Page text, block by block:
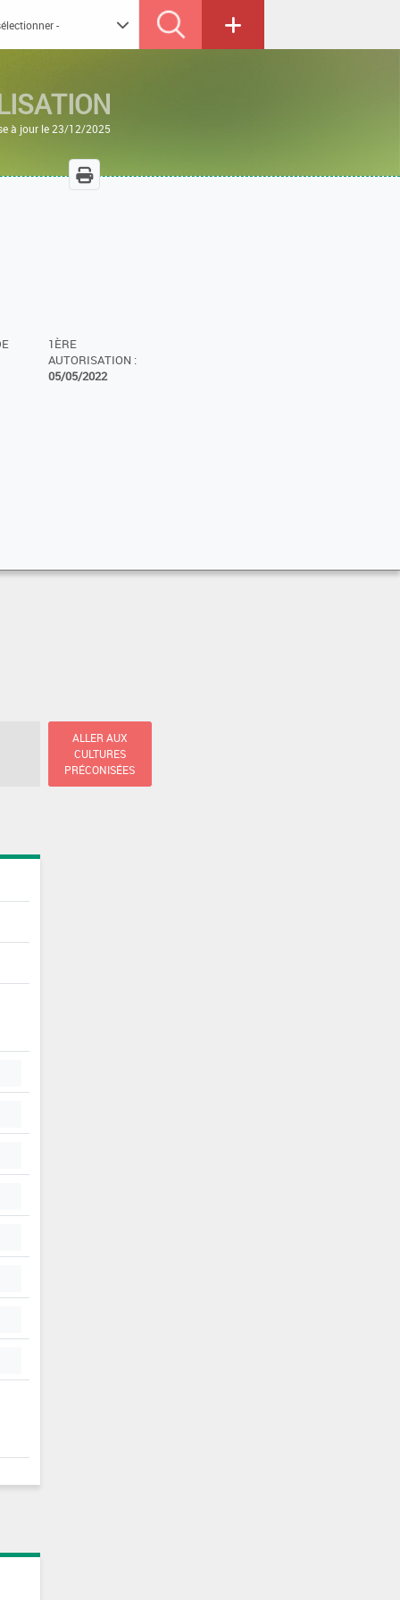
à jour le 23/12/2025
1ÈRE
AUTORISATION :
05/05/2022
ALLER AUX
CULTURES
PRÉCONISÉES